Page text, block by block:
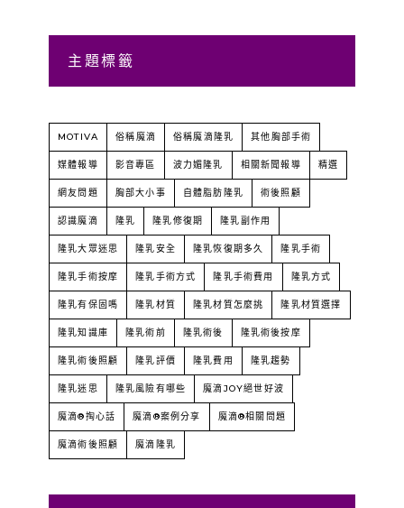
主題標籤
MOTIVA 俗稱魔滴 俗稱魔滴隆乳 其他胸部手術
媒體報導 影音專區 波力媚隆乳 相關新聞報導 精選
網友問題 胸部大小事 自體脂肪隆乳 術後照顧
認識魔滴 隆乳 隆乳修復期 隆乳副作用
隆乳大眾迷思 隆乳安全 隆乳恢復期多久 隆乳手術
隆乳手術按摩 隆乳手術方式 隆乳手術費用 隆乳方式
隆乳有保固嗎 隆乳材質 隆乳材質怎麼挑 隆乳材質選擇
隆乳知識庫 隆乳術前 隆乳術後 隆乳術後按摩
隆乳術後照顧 隆乳評價 隆乳費用 隆乳趨勢
隆乳迷思 隆乳風險有哪些 魔滴JOY絕世好波
魔滴®掏心話 魔滴®案例分享 魔滴®相關問題
魔滴術後照顧 魔滴隆乳